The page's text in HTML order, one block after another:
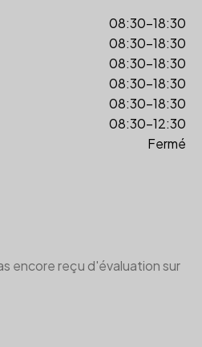
08:30-18:30
08:30-18:30
08:30-18:30
08:30-18:30
08:30-18:30
08:30-12:30
Fermé
encore reçu d'évaluation sur